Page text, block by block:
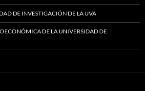
DE INVESTIGACIÓN DE LA UVA
DE LA UNIVERSIDAD DE